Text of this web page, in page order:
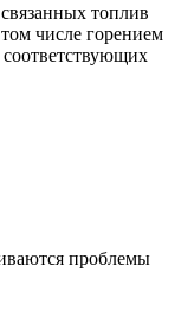
топлив
том числе горением
проблемы